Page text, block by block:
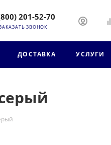
201-52-70
ЗВОНОК
ДОСТАВКА УСЛУГИ